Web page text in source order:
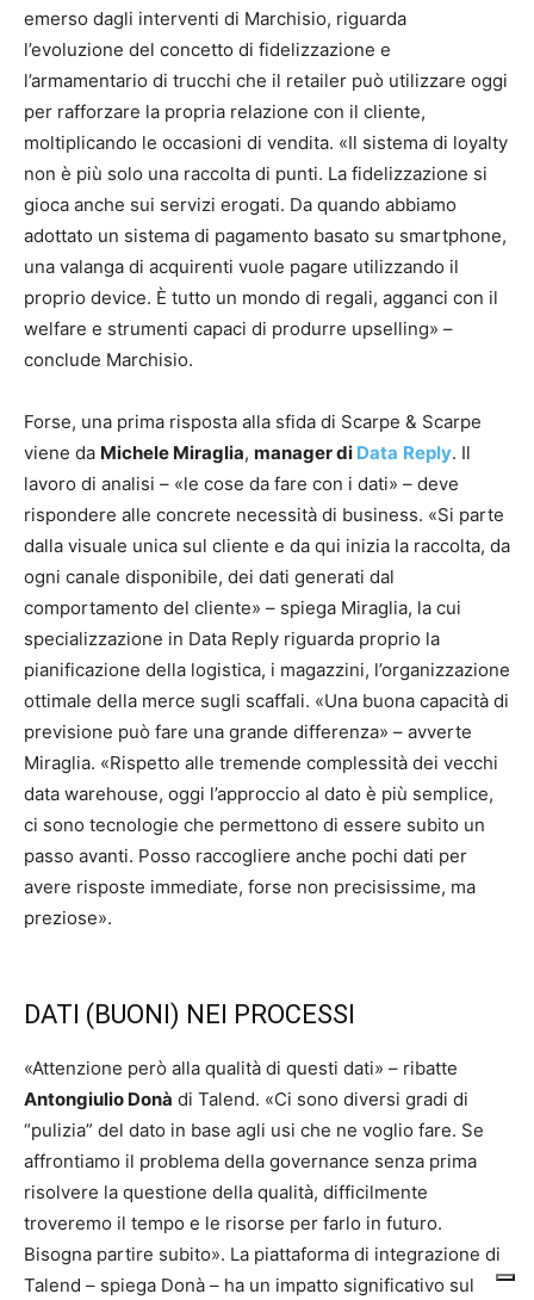
emerso dagli interventi di Marchisio, riguarda
l’evoluzione del concetto di fidelizzazione e
l’armamentario di trucchi che il retailer può utilizzare oggi
per rafforzare la propria relazione con il cliente,
moltiplicando le occasioni di vendita. «Il sistema di loyalty
non è più solo una raccolta di punti. La fidelizzazione si
gioca anche sui servizi erogati. Da quando abbiamo
adottato un sistema di pagamento basato su smartphone,
una valanga di acquirenti vuole pagare utilizzando il
proprio device. È tutto un mondo di regali, agganci con il
welfare e strumenti capaci di produrre upselling» –
conclude Marchisio.
Forse, una prima risposta alla sfida di Scarpe & Scarpe
viene da Michele Miraglia, manager di Data Reply. Il
lavoro di analisi – «le cose da fare con i dati» – deve
rispondere alle concrete necessità di business. «Si parte
dalla visuale unica sul cliente e da qui inizia la raccolta, da
ogni canale disponibile, dei dati generati dal
comportamento del cliente» – spiega Miraglia, la cui
specializzazione in Data Reply riguarda proprio la
pianificazione della logistica, i magazzini, l’organizzazione
ottimale della merce sugli scaffali. «Una buona capacità di
previsione può fare una grande differenza» – avverte
Miraglia. «Rispetto alle tremende complessità dei vecchi
data warehouse, oggi l’approccio al dato è più semplice,
ci sono tecnologie che permettono di essere subito un
passo avanti. Posso raccogliere anche pochi dati per
avere risposte immediate, forse non precisissime, ma
preziose».
DATI (BUONI) NEI PROCESSI
«Attenzione però alla qualità di questi dati» – ribatte
Antongiulio Donà di Talend. «Ci sono diversi gradi di
“pulizia” del dato in base agli usi che ne voglio fare. Se
affrontiamo il problema della governance senza prima
risolvere la questione della qualità, difficilmente
troveremo il tempo e le risorse per farlo in futuro.
Bisogna partire subito». La piattaforma di integrazione di
Talend – spiega Donà – ha un impatto significativo sul